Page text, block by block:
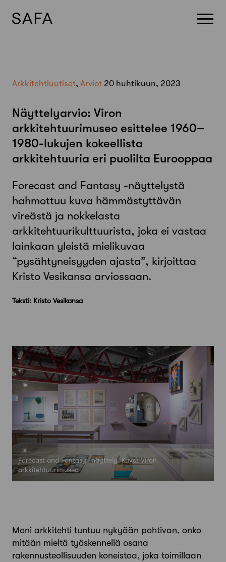
Arkkitehtiuutiset, Arviot 20 huhtikuun, 2023
Näyttelyarvio: Viron
arkkitehtuurimuseo esittelee 1960–
1980-lukujen kokeellista
arkkitehtuuria eri puolilta Eurooppaa
Forecast and Fantasy -näyttelystä
hahmottuu kuva hämmästyttävän
vireästä ja nokkelasta
arkkitehtuurikulttuurista, joka ei vastaa
lainkaan yleistä mielikuvaa
“pysähtyneisyyden ajasta”, kirjoittaa
Kristo Vesikansa arviossaan.
Teksti: Kristo Vesikansa
Forecast and Fantasy -näyttely. Kuva: Viron
arkkitehtuurimuseo
Moni arkkitehti tuntuu nykyään pohtivan, onko
mitään mieltä työskennellä osana
rakennusteollisuuden koneistoa, joka toimillaan